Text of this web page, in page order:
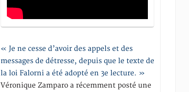
« Je ne cesse d’avoir des appels et des
messages de détresse, depuis que le texte de
la loi Falorni a été adopté en 3e lecture. »
Véronique Zamparo a récemment posté une